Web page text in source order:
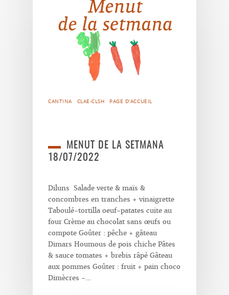
CANTINA CLAE-CLSH PAGE D'ACCUEIL
MENUT DE LA SETMANA
18/07/2022
Diluns Salade verte & maïs &
concombres en tranches + vinaigrette
Taboulé-tortilla oeuf-patates cuite au
four Crème au chocolat sans œufs ou
compote Goûter : pêche + gâteau
Dimars Houmous de pois chiche Pâtes
& sauce tomates + brebis râpé Gâteau
aux pommes Goûter : fruit + pain choco
Dimècres -…